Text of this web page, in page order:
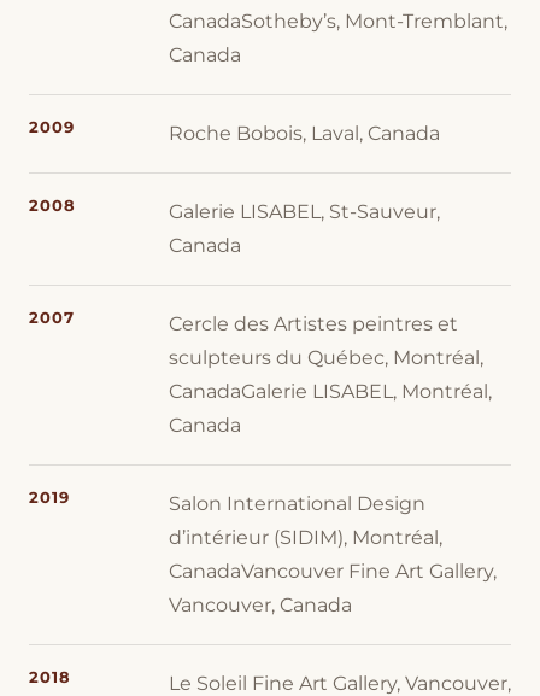
CanadaSotheby’s, Mont-Tremblant,
Canada
2009 Roche Bobois, Laval, Canada
2008
Galerie LISABEL, St-Sauveur,
Canada
2007
Cercle des Artistes peintres et
sculpteurs du Québec, Montréal,
CanadaGalerie LISABEL, Montréal,
Canada
2019
Salon International Design
d’intérieur (SIDIM), Montréal,
CanadaVancouver Fine Art Gallery,
Vancouver, Canada
2018
Le Soleil Fine Art Gallery, Vancouver,